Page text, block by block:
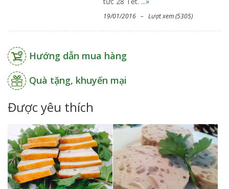
19/01/2016 – Lượt xem (5305)
Hướng dẫn mua hàng
Quà tặng, khuyến mại
Được yêu thích